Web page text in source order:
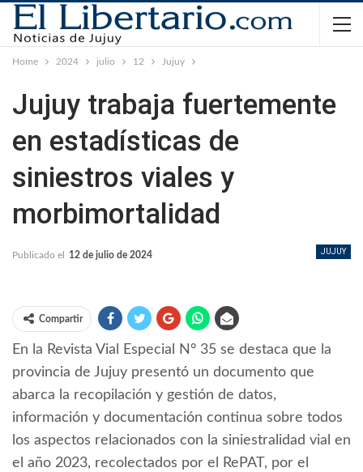
Home 2024 julio 12 Jujuy
Jujuy trabaja fuertemente
en estadísticas de
siniestros viales y
morbimortalidad
JUJUY
Publicado el 12 de julio de 2024
Compartir
En la Revista Vial Especial N° 35 se destaca que la
provincia de Jujuy presentó un documento que
abarca la recopilación y gestión de datos,
información y documentación continua sobre todos
los aspectos relacionados con la siniestralidad vial en
el año 2023, recolectados por el RePAT, por el